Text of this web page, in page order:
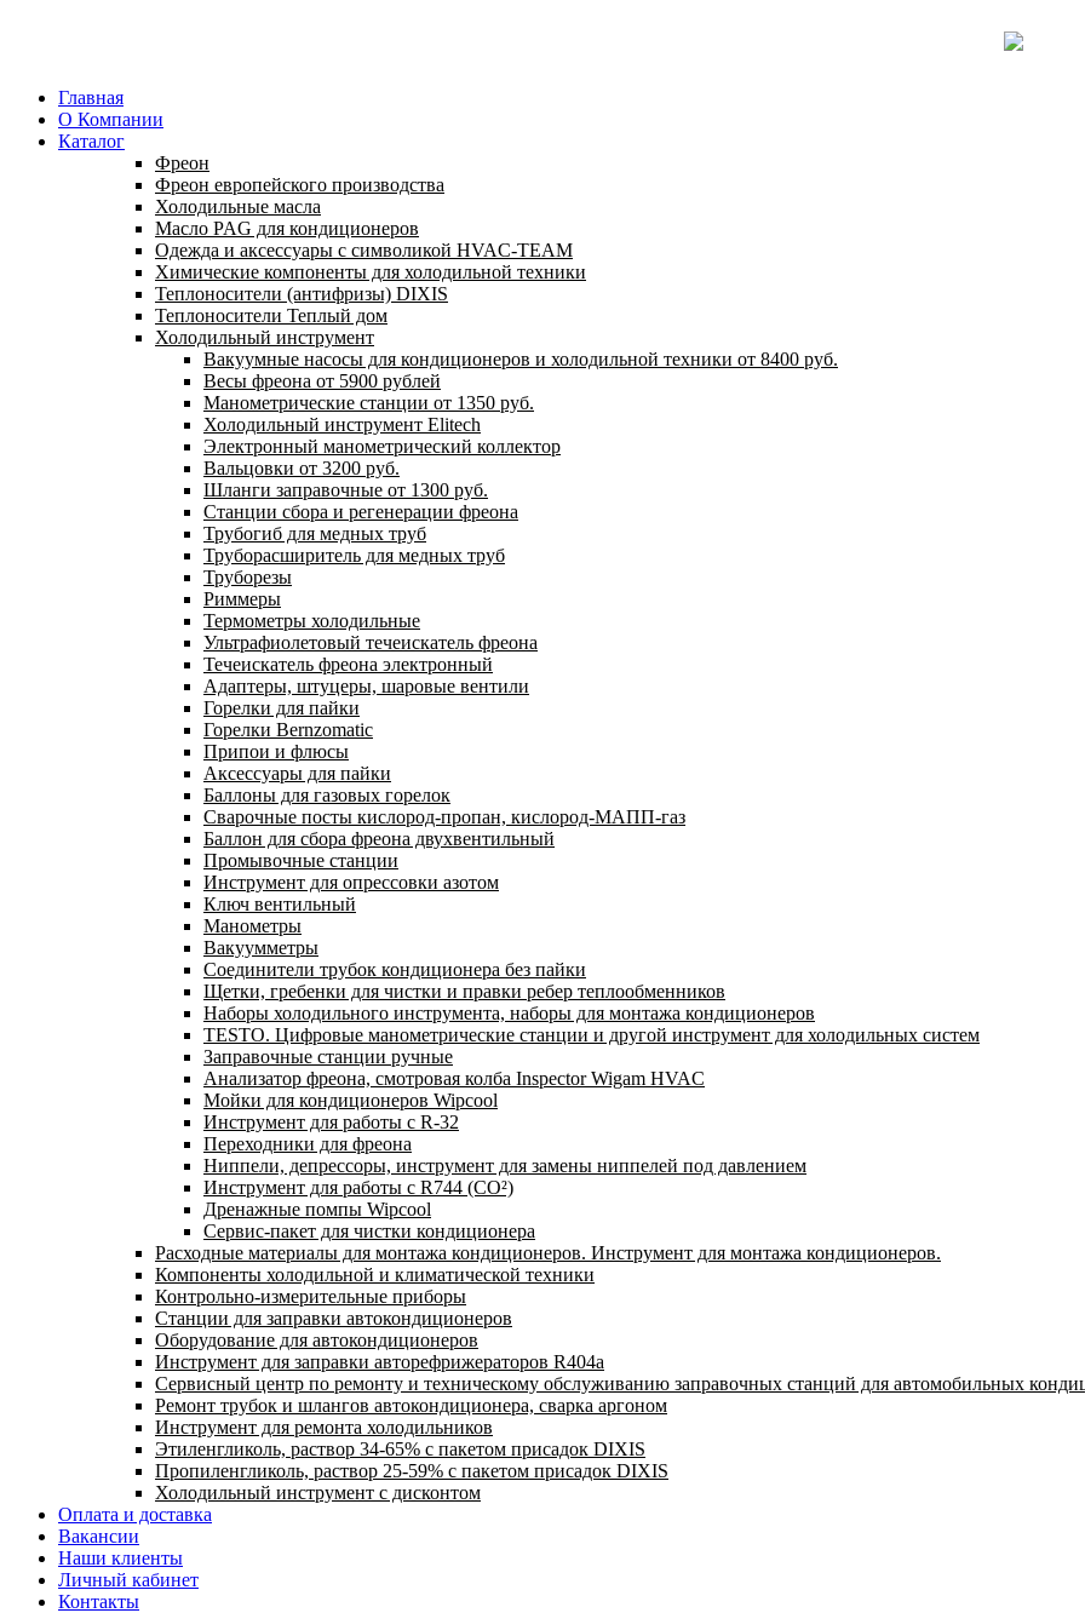
Главная
О Компании
Каталог
Фреон
Фреон европейского производства
Холодильные масла
Масло PAG для кондиционеров
Одежда и аксессуары с символикой HVAC-TEAM
Химические компоненты для холодильной техники
Теплоносители (антифризы) DIXIS
Теплоносители Теплый дом
Холодильный инструмент
Вакуумные насосы для кондиционеров и холодильной техники от 8400 руб.
Весы фреона от 5900 рублей
Манометрические станции от 1350 руб.
Холодильный инструмент Elitech
Электронный манометрический коллектор
Вальцовки от 3200 руб.
Шланги заправочные от 1300 руб.
Станции сбора и регенерации фреона
Трубогиб для медных труб
Труборасширитель для медных труб
Труборезы
Риммеры
Термометры холодильные
Ультрафиолетовый течеискатель фреона
Течеискатель фреона электронный
Адаптеры, штуцеры, шаровые вентили
Горелки для пайки
Горелки Bernzomatic
Припои и флюсы
Аксессуары для пайки
Баллоны для газовых горелок
Сварочные посты кислород-пропан, кислород-МАПП-газ
Баллон для сбора фреона двухвентильный
Промывочные станции
Инструмент для опрессовки азотом
Ключ вентильный
Манометры
Вакуумметры
Соединители трубок кондиционера без пайки
Щетки, гребенки для чистки и правки ребер теплообменников
Наборы холодильного инструмента, наборы для монтажа кондиционеров
TESTO. Цифровые манометрические станции и другой инструмент для холодильных систем
Заправочные станции ручные
Анализатор фреона, смотровая колба Inspector Wigam HVAC
Мойки для кондиционеров Wipcool
Инструмент для работы с R-32
Переходники для фреона
Ниппели, депрессоры, инструмент для замены ниппелей под давлением
Инструмент для работы с R744 (CO²)
Дренажные помпы Wipcool
Сервис-пакет для чистки кондиционера
Расходные материалы для монтажа кондиционеров. Инструмент для монтажа кондиционеров.
Компоненты холодильной и климатической техники
Контрольно-измерительные приборы
Станции для заправки автокондиционеров
Оборудование для автокондиционеров
Инструмент для заправки авторефрижераторов R404a
Сервисный центр по ремонту и техническому обслуживанию заправочных станций для автомобильных
Ремонт трубок и шлангов автокондиционера, сварка аргоном
Инструмент для ремонта холодильников
Этиленгликоль, раствор 34-65% с пакетом присадок DIXIS
Пропиленгликоль, раствор 25-59% с пакетом присадок DIXIS
Холодильный инструмент с дисконтом
Оплата и доставка
Вакансии
Наши клиенты
Личный кабинет
Контакты